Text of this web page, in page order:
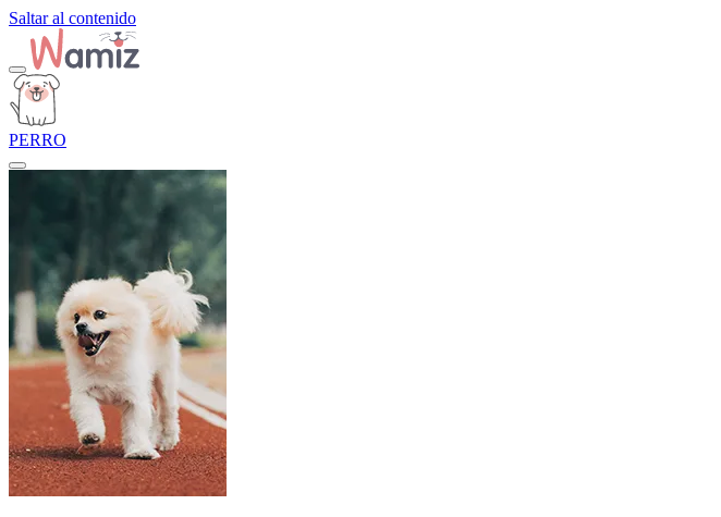
Saltar al contenido
PERRO